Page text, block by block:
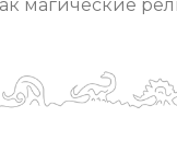
магические